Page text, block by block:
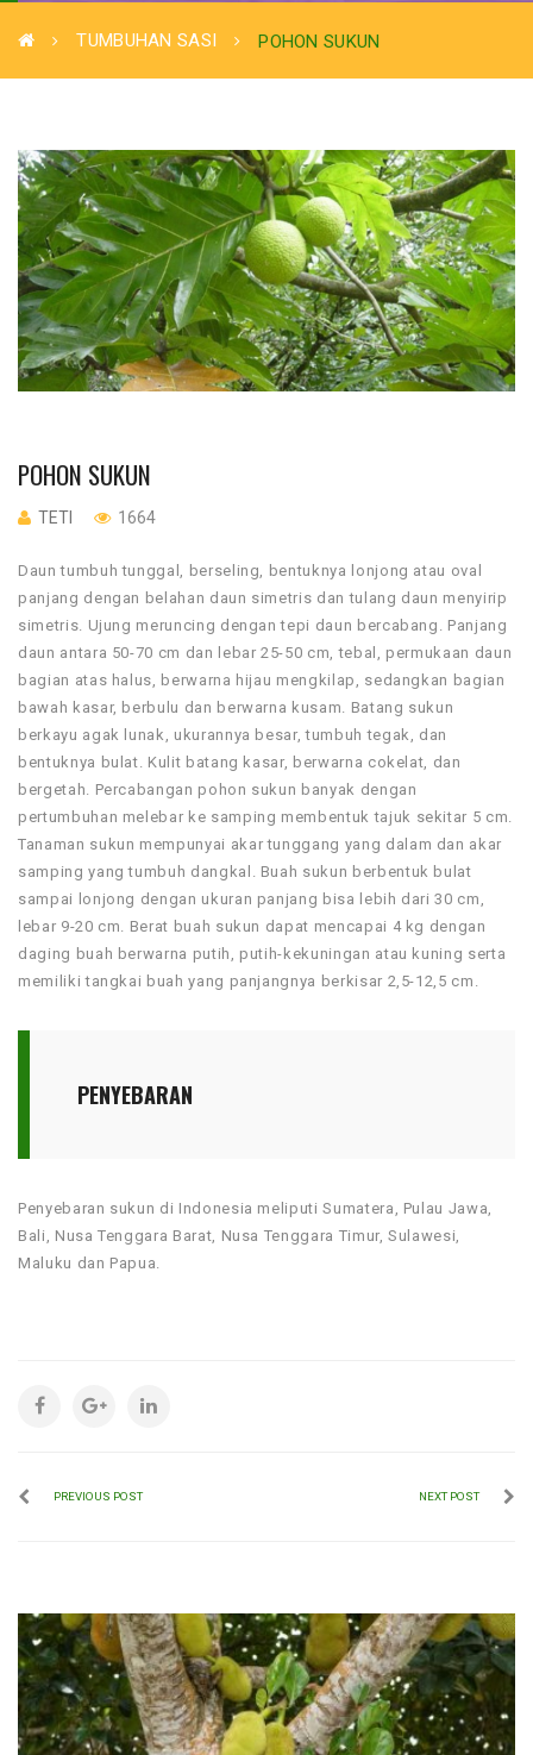
TUMBUHAN SASI POHON SUKUN
POHON SUKUN
TETI 1664
Daun tumbuh tunggal, berseling, bentuknya lonjong atau oval
panjang dengan belahan daun simetris dan tulang daun menyirip
simetris. Ujung meruncing dengan tepi daun bercabang. Panjang
daun antara 50-70 cm dan lebar 25-50 cm, tebal, permukaan daun
bagian atas halus, berwarna hijau mengkilap, sedangkan bagian
bawah kasar, berbulu dan berwarna kusam. Batang sukun
berkayu agak lunak, ukurannya besar, tumbuh tegak, dan
bentuknya bulat. Kulit batang kasar, berwarna cokelat, dan
bergetah. Percabangan pohon sukun banyak dengan
pertumbuhan melebar ke samping membentuk tajuk sekitar 5 cm.
Tanaman sukun mempunyai akar tunggang yang dalam dan akar
samping yang tumbuh dangkal. Buah sukun berbentuk bulat
sampai lonjong dengan ukuran panjang bisa lebih dari 30 cm,
lebar 9-20 cm. Berat buah sukun dapat mencapai 4 kg dengan
daging buah berwarna putih, putih-kekuningan atau kuning serta
memiliki tangkai buah yang panjangnya berkisar 2,5-12,5 cm.
PENYEBARAN
Penyebaran sukun di Indonesia meliputi Sumatera, Pulau Jawa,
Bali, Nusa Tenggara Barat, Nusa Tenggara Timur, Sulawesi,
Maluku dan Papua.
PREVIOUS POST NEXT POST